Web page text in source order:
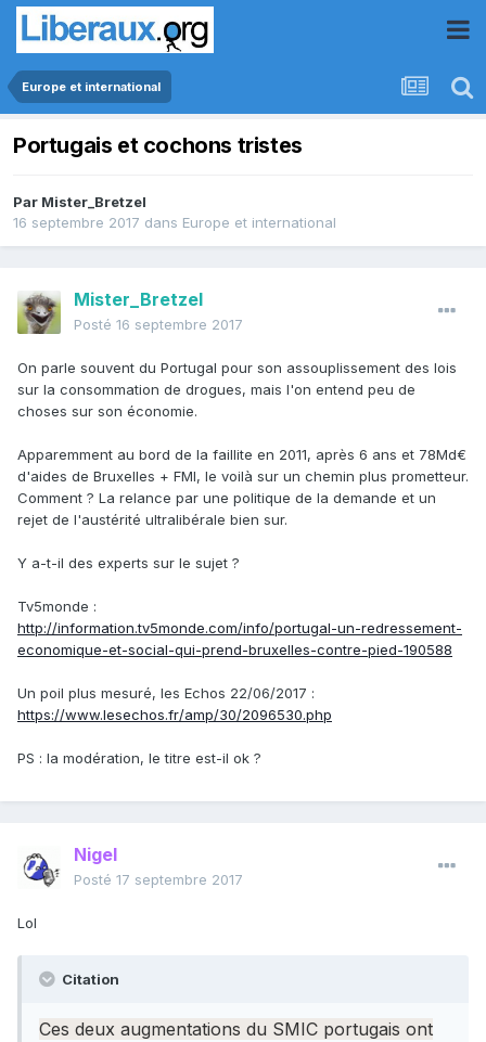
Europe et international
Portugais et cochons tristes
Par Mister_Bretzel
16 septembre 2017 dans Europe et international
Mister_Bretzel
Posté 16 septembre 2017
On parle souvent du Portugal pour son assouplissement des lois
sur la consommation de drogues, mais l'on entend peu de
choses sur son économie.
Apparemment au bord de la faillite en 2011, après 6 ans et 78Md€
d'aides de Bruxelles + FMI, le voilà sur un chemin plus prometteur.
Comment ? La relance par une politique de la demande et un
rejet de l'austérité ultralibérale bien sur.
Y a-t-il des experts sur le sujet ?
Tv5monde :
http://information.tv5monde.com/info/portugal-un-redressement-
economique-et-social-qui-prend-bruxelles-contre-pied-190588
Un poil plus mesuré, les Echos 22/06/2017 :
https://www.lesechos.fr/amp/30/2096530.php
PS : la modération, le titre est-il ok ?
Nigel
Posté 17 septembre 2017
Lol
Citation
Ces deux augmentations du SMIC portugais ont